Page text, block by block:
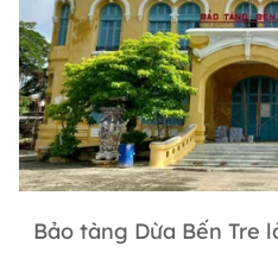
Bảo tàng Dừa Bến Tre